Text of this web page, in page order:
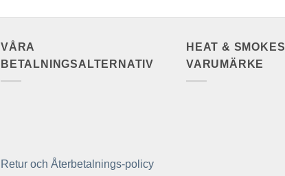
VÅRA
BETALNINGSALTERNATIV
Retur och Återbetalnings-policy
HEAT & SMOKES
VARUMÄRKE